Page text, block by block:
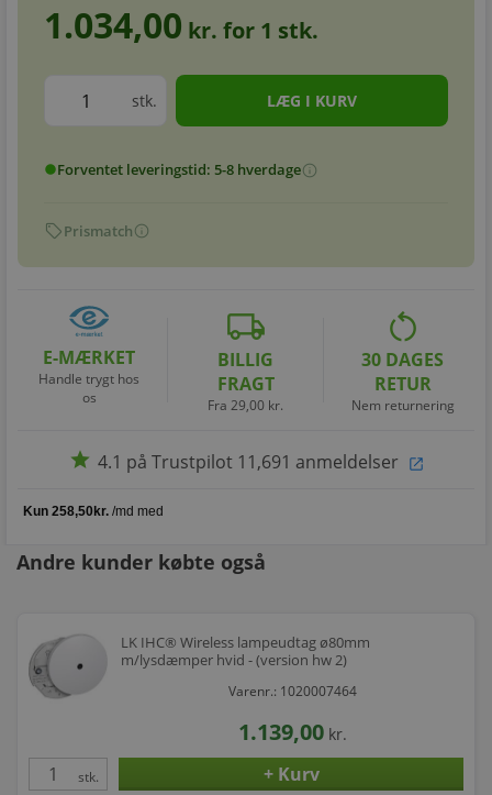
1.034,00 kr. for 1 stk.
stk.
circleForventet leveringstid: 5-8 hverdageinfo
sellPrismatchinfo
E-MÆRKET
Handle trygt hos
os
local_shipping
BILLIG
FRAGT
Fra 29,00 kr.
restart_alt
30 DAGES
RETUR
Nem returnering
star 4.1 på Trustpilot 11,691 anmeldelser open_in_new
Andre kunder købte også
LK IHC® Wireless lampeudtag ø80mm
m/lysdæmper hvid - (version hw 2)
Varenr.: 1020007464
1.139,00 kr.
stk.